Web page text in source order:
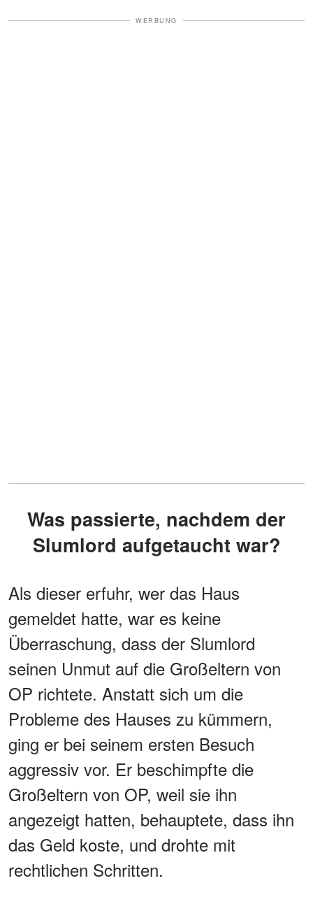
WERBUNG
Was passierte, nachdem der
Slumlord aufgetaucht war?
Als dieser erfuhr, wer das Haus
gemeldet hatte, war es keine
Überraschung, dass der Slumlord
seinen Unmut auf die Großeltern von
OP richtete. Anstatt sich um die
Probleme des Hauses zu kümmern,
ging er bei seinem ersten Besuch
aggressiv vor. Er beschimpfte die
Großeltern von OP, weil sie ihn
angezeigt hatten, behauptete, dass ihn
das Geld koste, und drohte mit
rechtlichen Schritten.